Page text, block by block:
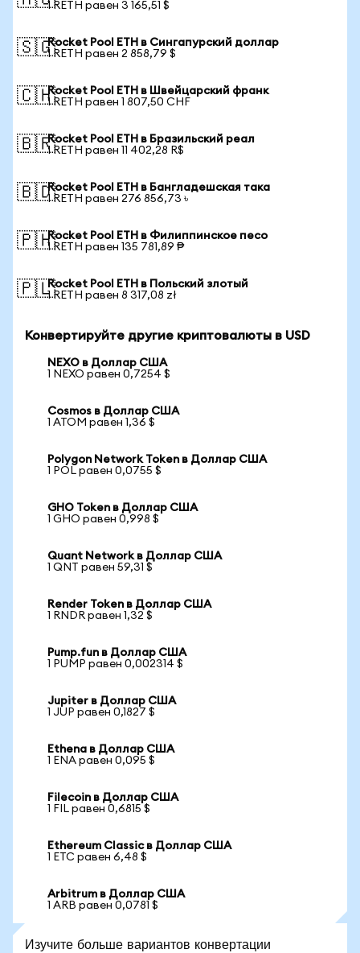
1 RETH равен 3 165,51 $
🇸🇬Rocket Pool ETH в Сингапурский доллар
1 RETH равен 2 858,79 $
🇨🇭Rocket Pool ETH в Швейцарский франк
1 RETH равен 1 807,50 CHF
🇧🇷Rocket Pool ETH в Бразильский реал
1 RETH равен 11 402,28 R$
🇧🇩Rocket Pool ETH в Бангладешская така
1 RETH равен 276 856,73 ৳
🇵🇭Rocket Pool ETH в Филиппинское песо
1 RETH равен 135 781,89 ₱
🇵🇱Rocket Pool ETH в Польский злотый
1 RETH равен 8 317,08 zł
Конвертируйте другие криптовалюты в USD
NEXO в Доллар США
1 NEXO равен 0,7254 $
Cosmos в Доллар США
1 ATOM равен 1,36 $
Polygon Network Token в Доллар США
1 POL равен 0,0755 $
GHO Token в Доллар США
1 GHO равен 0,998 $
Quant Network в Доллар США
1 QNT равен 59,31 $
Render Token в Доллар США
1 RNDR равен 1,32 $
Pump.fun в Доллар США
1 PUMP равен 0,002314 $
Jupiter в Доллар США
1 JUP равен 0,1827 $
Ethena в Доллар США
1 ENA равен 0,095 $
Filecoin в Доллар США
1 FIL равен 0,6815 $
Ethereum Classic в Доллар США
1 ETC равен 6,48 $
Arbitrum в Доллар США
1 ARB равен 0,0781 $
Изучите больше вариантов конвертации